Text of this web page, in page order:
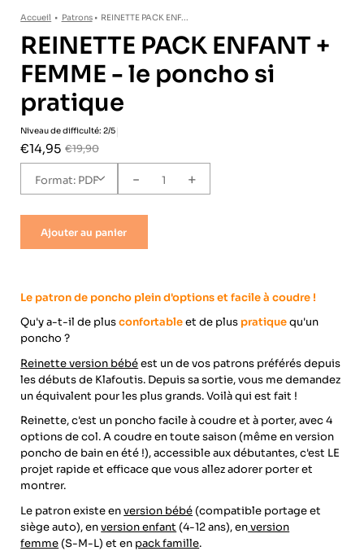
Accueil • Patrons• REINETTE PACK ENF...
REINETTE PACK ENFANT +
FEMME - le poncho si
pratique
Niveau de difficulté: 2/5|
€14,95 €19,90
Format: PDF - +
Ajouter au panier
Le patron de poncho plein d'options et facile à coudre !
Qu'y a-t-il de plusconfortableet de plus pratiquequ'un
poncho ?
Reinette version bébéest un de vos patrons préférés depuis
les débuts de Klafoutis. Depuis sa sortie, vous me demandez
un équivalent pour les plus grands. Voilà qui est fait !
Reinette, c'est un poncho facile à coudre et à porter, avec 4
options de col. A coudre en toute saison (même en version
poncho de bain en été !), accessible aux débutantes, c'est LE
projet rapide et efficace que vous allez adorer porter et
montrer.
Le patron existe enversion bébé (compatible portage et
siège auto), enversion enfant (4-12 ans), enversion
femme (S-M-L) et en pack famille.